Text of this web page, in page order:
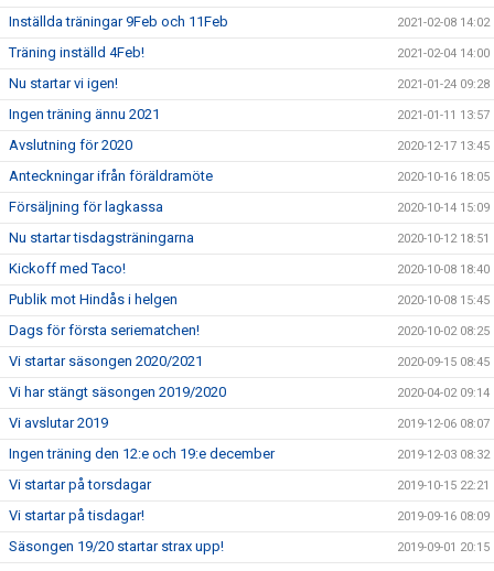
Inställda träningar 9Feb och 11Feb 2021-02-08 14:02
Träning inställd 4Feb! 2021-02-04 14:00
Nu startar vi igen! 2021-01-24 09:28
Ingen träning ännu 2021 2021-01-11 13:57
Avslutning för 2020 2020-12-17 13:45
Anteckningar ifrån föräldramöte 2020-10-16 18:05
Försäljning för lagkassa 2020-10-14 15:09
Nu startar tisdagsträningarna 2020-10-12 18:51
Kickoff med Taco! 2020-10-08 18:40
Publik mot Hindås i helgen 2020-10-08 15:45
Dags för första seriematchen! 2020-10-02 08:25
Vi startar säsongen 2020/2021 2020-09-15 08:45
Vi har stängt säsongen 2019/2020 2020-04-02 09:14
Vi avslutar 2019 2019-12-06 08:07
Ingen träning den 12:e och 19:e december 2019-12-03 08:32
Vi startar på torsdagar 2019-10-15 22:21
Vi startar på tisdagar! 2019-09-16 08:09
Säsongen 19/20 startar strax upp! 2019-09-01 20:15